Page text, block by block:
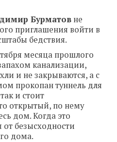
Бурматов не
приглашения войти в
бедствия.
месяца прошлого
канализации,
и не закрываются, а с
прокопан туннель для
и стоит
открытый, по нему
дом. Когда это
от безысходности
дома.